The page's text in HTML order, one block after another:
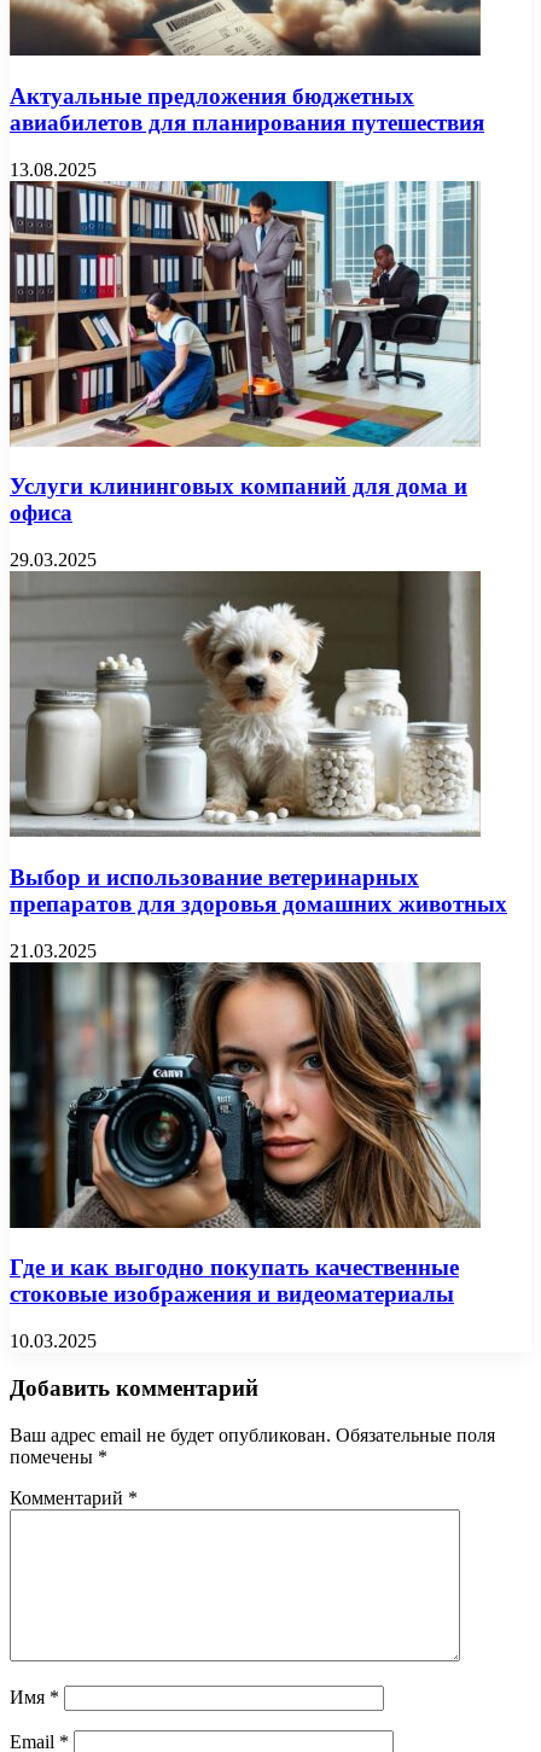
Актуальные предложения бюджетных
авиабилетов для планирования путешествия
13.08.2025
Услуги клининговых компаний для дома и
офиса
29.03.2025
Выбор и использование ветеринарных
препаратов для здоровья домашних животных
21.03.2025
Где и как выгодно покупать качественные
стоковые изображения и видеоматериалы
10.03.2025
Добавить комментарий
Ваш адрес email не будет опубликован. Обязательные поля
помечены *
Комментарий *
Имя *
Email *